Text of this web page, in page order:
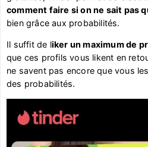
comment faire si on ne sait pas
bien grâce aux probabilités.
Il suffit de liker un maximum de
que ces profils vous likent en
ne savent pas encore que vous
des probabilités.